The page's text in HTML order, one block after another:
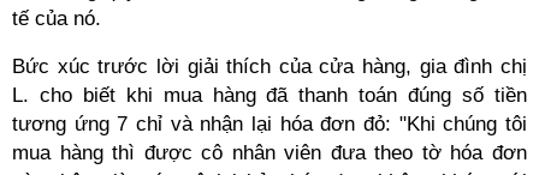
tế của nó.
Bức xúc trước lời giải thích của cửa hàng, gia đình chị
L. cho biết khi mua hàng đã thanh toán đúng số tiền
tương ứng 7 chỉ và nhận lại hóa đơn đỏ: "Khi chúng tôi
mua hàng thì được cô nhân viên đưa theo tờ hóa đơn